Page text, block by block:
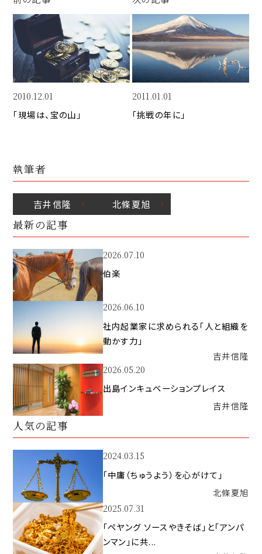
n
k
o
o
k
I
n
2010.12.01
「現場は、宝の山」
2011.01.01
「挑戦の年に」
執筆者
吉井信隆 北條夏旭
最新の記事
2026.07.10
伯楽
2026.06.10
社内起業家に求められる「人と組織を
動かす力」
吉井信隆
2026.05.20
出島インキュベーションプレイス
吉井信隆
人気の記事
2024.03.15
「中庸（ちゅうよう）を心がけて」
北條夏旭
2025.07.31
「ペヤング ソースやきそば」と「アンパ
ンマン」に共...